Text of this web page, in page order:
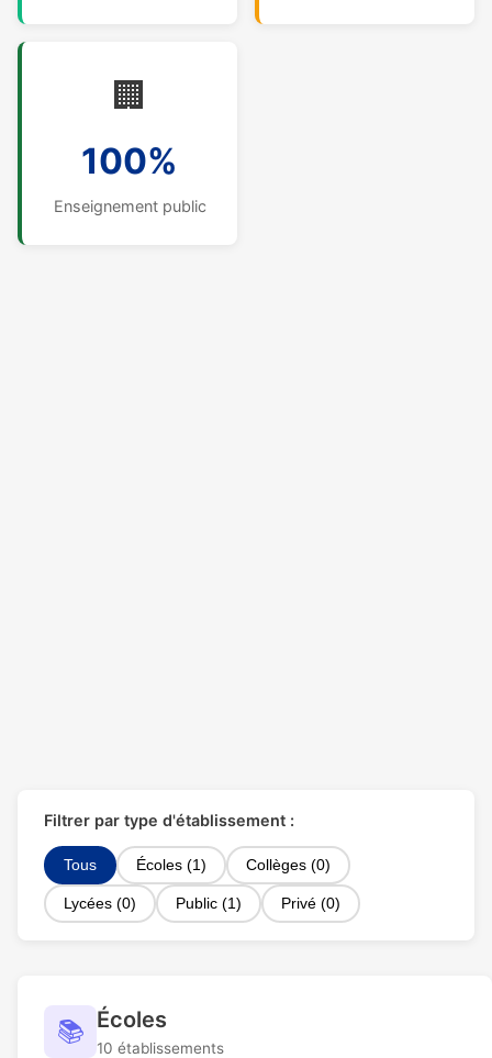
🏢
100%
Enseignement public
Filtrer par type d'établissement :
Tous Écoles (1) Collèges (0)
Lycées (0) Public (1) Privé (0)
📚 Écoles
10 établissements